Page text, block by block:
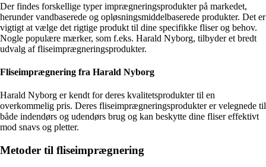
Der findes forskellige typer imprægneringsprodukter på markedet,
herunder vandbaserede og opløsningsmiddelbaserede produkter. Det er
vigtigt at vælge det rigtige produkt til dine specifikke fliser og behov.
Nogle populære mærker, som f.eks. Harald Nyborg, tilbyder et bredt
udvalg af fliseimprægneringsprodukter.
Fliseimprægnering fra Harald Nyborg
Harald Nyborg er kendt for deres kvalitetsprodukter til en
overkommelig pris. Deres fliseimprægneringsprodukter er velegnede til
både indendørs og udendørs brug og kan beskytte dine fliser effektivt
mod snavs og pletter.
Metoder til fliseimprægnering